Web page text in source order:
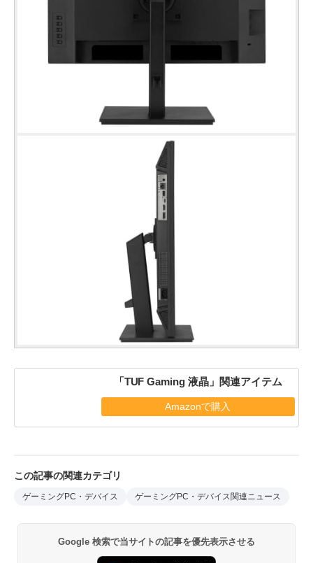
「TUF Gaming 液晶」関連アイテム
Amazonで購入
この記事の関連カテゴリ
ゲーミングPC・デバイス ゲーミングPC・デバイス関連ニュース
Google 検索で当サイトの記事を優先表示させる